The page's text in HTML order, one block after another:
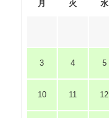
月 火 水
3 4 5
10 11 12